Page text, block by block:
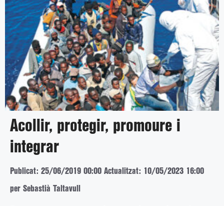
Acollir, protegir, promoure i
integrar
Publicat: 25/06/2019 00:00 Actualitzat: 10/05/2023 16:00
per Sebastià Taltavull